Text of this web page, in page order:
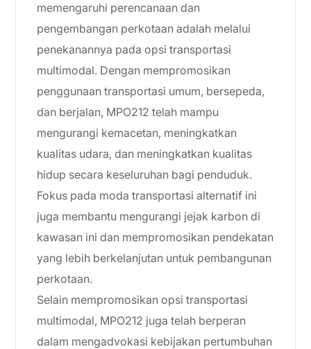
memengaruhi perencanaan dan
pengembangan perkotaan adalah melalui
penekanannya pada opsi transportasi
multimodal. Dengan mempromosikan
penggunaan transportasi umum, bersepeda,
dan berjalan, MPO212 telah mampu
mengurangi kemacetan, meningkatkan
kualitas udara, dan meningkatkan kualitas
hidup secara keseluruhan bagi penduduk.
Fokus pada moda transportasi alternatif ini
juga membantu mengurangi jejak karbon di
kawasan ini dan mempromosikan pendekatan
yang lebih berkelanjutan untuk pembangunan
perkotaan.
Selain mempromosikan opsi transportasi
multimodal, MPO212 juga telah berperan
dalam mengadvokasi kebijakan pertumbuhan